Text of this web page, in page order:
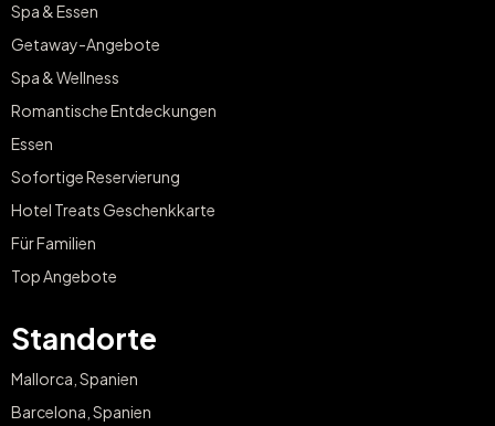
Spa & Essen
Getaway-Angebote
Spa & Wellness
Romantische Entdeckungen
Essen
Sofortige Reservierung
Hotel Treats Geschenkkarte
Für Familien
Top Angebote
Standorte
Mallorca, Spanien
Barcelona, Spanien